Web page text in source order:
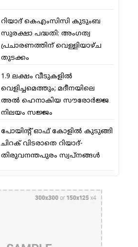
റിയാദ് കെഎംസിസി കുടുംബ
സുരക്ഷാ പദ്ധതി: അംഗത്വ
പ്രചാരണത്തിന് വെള്ളിയാഴ്ച
തുടക്കം
1.9 ലക്ഷം വീടുകളില്‍
വെളിച്ചമെത്തും; മദീനയിലെ
അല്‍ ഹെനാകിയ സൗരോര്‍ജ്ജ
നിലയം സജ്ജം
പോയിന്റ് ഓഫ് കോളില്‍ കുടുങ്ങി
ചിറക് വിടരാതെ റിയാദ്-
തിരുവനന്തപുരം സ്വപ്നങ്ങള്‍